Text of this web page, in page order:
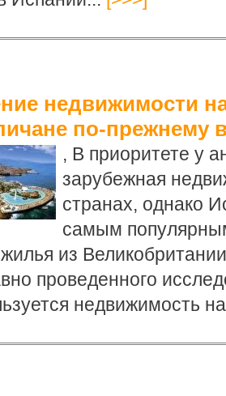
недвижимости
по-
, В приоритете у
зарубежная
странах, однако
самым
из
проведенного
недвижимость